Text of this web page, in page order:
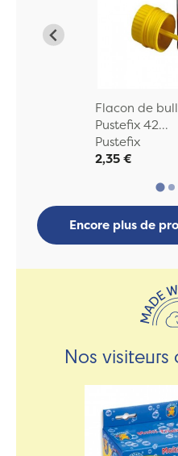
Flacon de
Pustefix 42...
Pustefix
2,35 €
Encore plus de
Nos visiteurs